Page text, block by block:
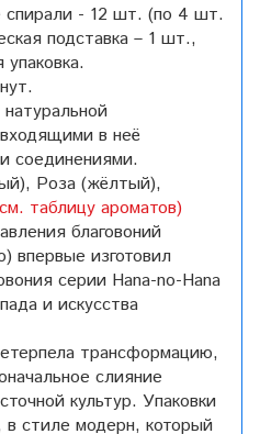
спирали - 12 шт. (по 4 шт.
подставка – 1 шт.,
в неё
соединениями.
Роза (жёлтый),
таблицу ароматов)
благовоний
впервые изготовил
серии Hana-no-Hana
и искусства
трансформацию,
слияние
культур. Упаковки
в стиле модерн, который